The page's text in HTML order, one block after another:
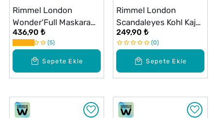
Sepete Ekle
Rimmel London
Wonder'Full Maskara
Extreme Siyah
436,90 ₺
5
Sepete Ekle
Rimmel London
Scandaleyes Kohl Kajal
Göz Kalemi Yeşil
249,90 ₺
0